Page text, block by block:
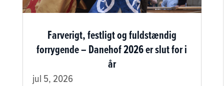
Farverigt, festligt og fuldstændig
forrygende – Danehof 2026 er slut for i
år
jul 5, 2026